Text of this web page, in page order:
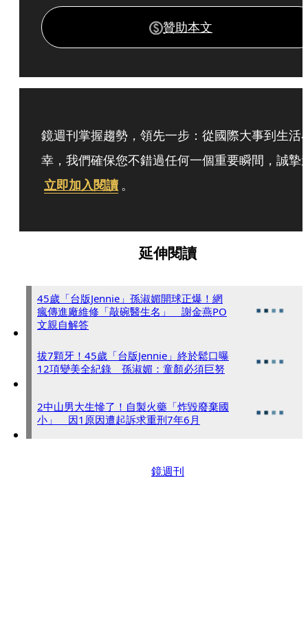
贊助本文
鏡週刊掌握趨勢，領先一步：從國際大事到生活
幸，我們確保您不錯過任何一個重要瞬間，誠摯
立即加入閱讀 。
延伸閱讀
45歲「台版Jennie」孫淑媚開球正爆！網
瘋傳進廠維修「敲碗醫生名」 謝金燕PO
文親自解答
拔7顆牙！45歲「台版Jennie」終於鬆口曝
12項變美全紀錄 孫淑媚：童顏必須巨努
2中山男大生慘了！自製火藥「炸毀廢棄國
小」 因1原因遭起訴求重刑7年6月
鏡週刊